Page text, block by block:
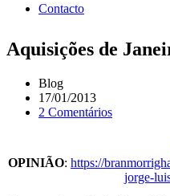
Contacto
Aquisições de
Blog
17/01/2013
2 Comentários
OPINIÃO: https://
jorge-